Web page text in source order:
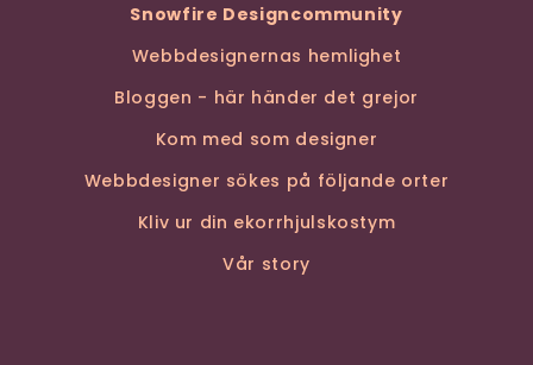
Snowfire Designcommunity
Webbdesignernas hemlighet
Bloggen - här händer det grejor
Kom med som designer
Webbdesigner sökes på följande orter
Kliv ur din ekorrhjulskostym
Vår story